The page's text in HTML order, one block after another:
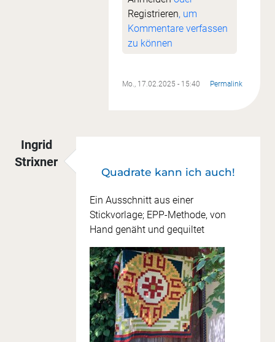
Registrieren, um
Kommentare verfassen
zu können
Mo., 17.02.2025 - 15:40 Permalink
Ingrid
Strixner
Quadrate kann ich auch!
Ein Ausschnitt aus einer
Stickvorlage; EPP-Methode, von
Hand genäht und gequiltet